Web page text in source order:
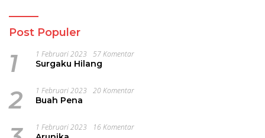
Post Populer
1 1 Februari 2023 57 Komentar
Surgaku Hilang
2 1 Februari 2023 20 Komentar
Buah Pena
1 Februari 2023 16 Komentar